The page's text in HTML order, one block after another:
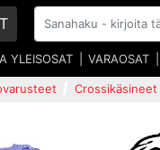
YLEISOSAT VARAOSAT
Crossikäsineet